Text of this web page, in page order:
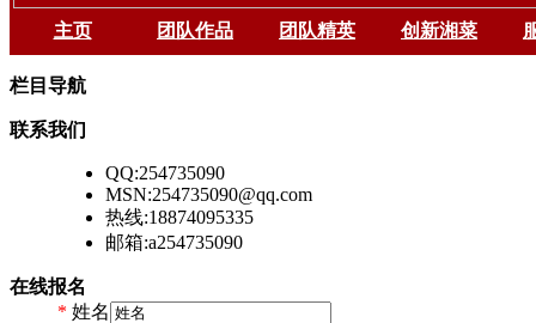
主页 团队作品 团队精英 创新湘菜
栏目导航
联系我们
QQ:254735090
MSN:254735090@qq.com
热线:18874095335
邮箱:a254735090
在线报名
* 姓名